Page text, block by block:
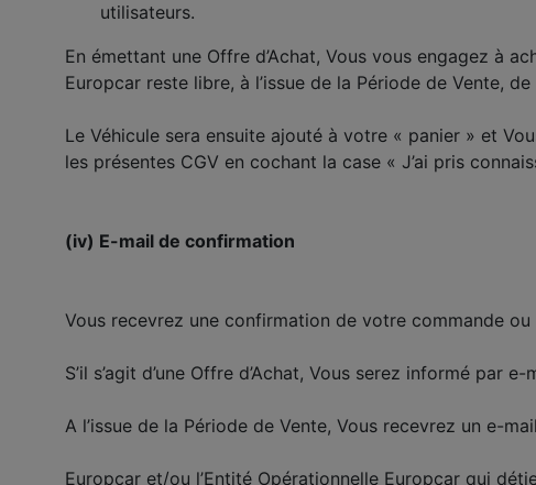
utilisateurs.
En émettant une Offre d’Achat, Vous vous engagez à
Europcar reste libre, à l’issue de la Période de Vente,
Le Véhicule sera ensuite ajouté à votre « panier » et
les présentes CGV en cochant la case « J’ai pris
(iv) E-mail de confirmation
Vous recevrez une confirmation de votre commande
S’il s’agit d’une Offre d’Achat, Vous serez informé par
A l’issue de la Période de Vente, Vous recevrez un e-
Europcar et/ou l’Entité Opérationnelle Europcar qui